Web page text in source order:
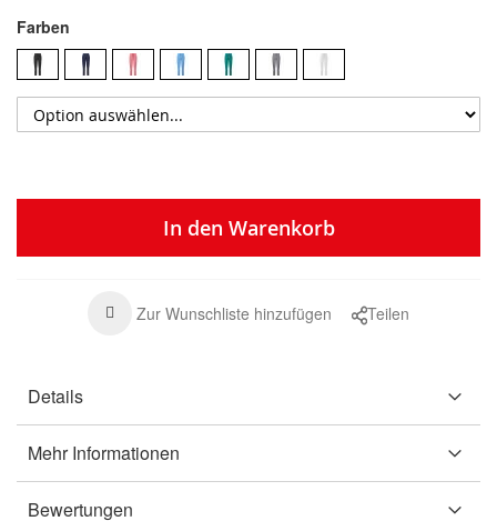
Farben
In den Warenkorb
Zur Wunschliste hinzufügen Teilen
Details
Mehr Informationen
Bewertungen